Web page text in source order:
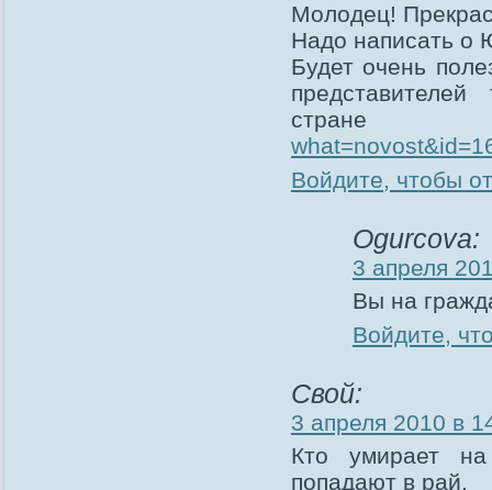
Молодец!
Надо написать о
Будет очень
Войдите, чтобы
Ogurcova:
3 апреля
Вы на
Войдите,
Свой:
3 апреля 2010 в
Кто умирает
попадают в рай.